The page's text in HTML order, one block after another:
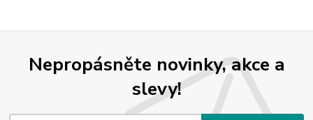
Nepropásněte novinky, akce a
slevy!